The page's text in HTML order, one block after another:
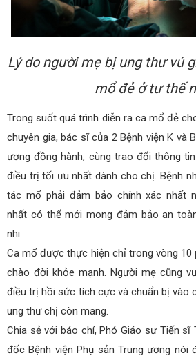
Lý do người mẹ bị ung thư vú
mổ đẻ ở tư thế
Trong suốt quá trình diễn ra ca mổ đẻ
chuyên gia, bác sĩ của 2 Bệnh viện K và
ương đồng hành, cùng trao đổi thông
điều trị tối ưu nhất dành cho chị. Bệnh
tác mổ phải đảm bảo chính xác nhất
nhất có thể mới mong đảm bảo an
nhi.
Ca mổ được thực hiện chỉ trong vòng 10
chào đời khỏe mạnh. Người mẹ cũng
điều trị hồi sức tích cực và chuẩn bị vào
ung thư chị còn mang.
Chia sẻ với báo chí, Phó Giáo sư Tiến sĩ
đốc Bệnh viện Phụ sản Trung ương nói